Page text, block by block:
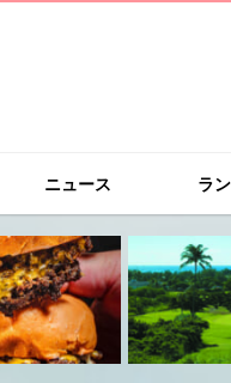
ニュース ラ